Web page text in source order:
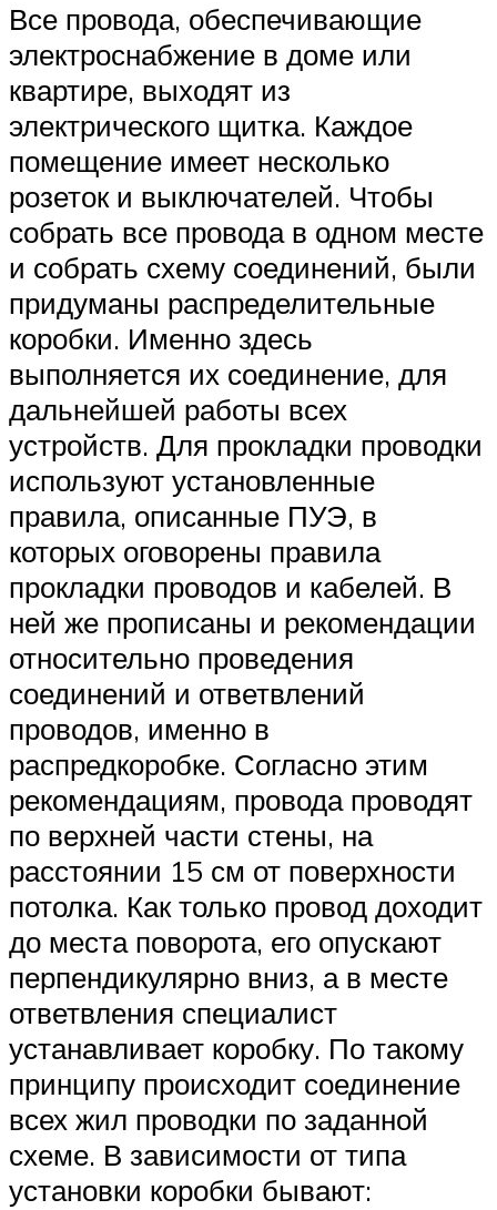
Все провода, обеспечивающие
электроснабжение в доме или
квартире, выходят из
электрического щитка. Каждое
помещение имеет несколько
розеток и выключателей. Чтобы
собрать все провода в одном месте
и собрать схему соединений, были
придуманы распределительные
коробки. Именно здесь
выполняется их соединение, для
дальнейшей работы всех
устройств. Для прокладки проводки
используют установленные
правила, описанные ПУЭ, в
которых оговорены правила
прокладки проводов и кабелей. В
ней же прописаны и рекомендации
относительно проведения
соединений и ответвлений
проводов, именно в
распредкоробке. Согласно этим
рекомендациям, провода проводят
по верхней части стены, на
расстоянии 15 см от поверхности
потолка. Как только провод доходит
до места поворота, его опускают
перпендикулярно вниз, а в месте
ответвления специалист
устанавливает коробку. По такому
принципу происходит соединение
всех жил проводки по заданной
схеме. В зависимости от типа
установки коробки бывают: